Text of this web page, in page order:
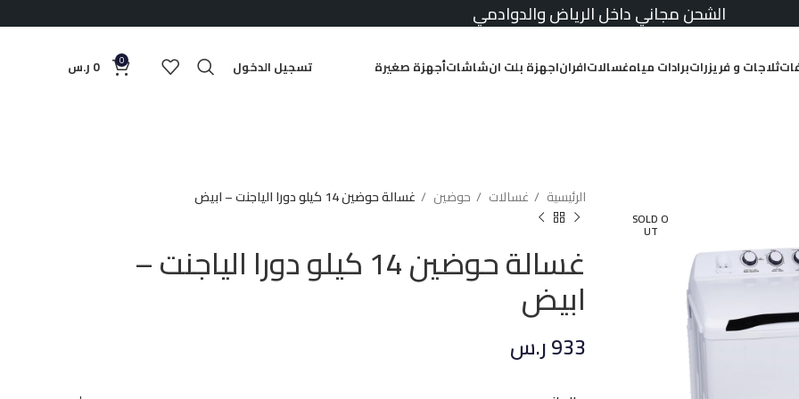
الشحن مجاني داخل الرياض والدوادمي
ثلاجات و فريزراتبرادات مياهغسالاتافراناجهزة بلت انشاشاتأجهزة صغيرة تسجيل الدخول 0
0 ر.س
SOLD O
UT
الرئيسية غسالات حوضين غسالة حوضين 14 كيلو دورا الياجنت – ابيض
غسالة حوضين 14 كيلو دورا الياجنت –
ابيض
933ر.س